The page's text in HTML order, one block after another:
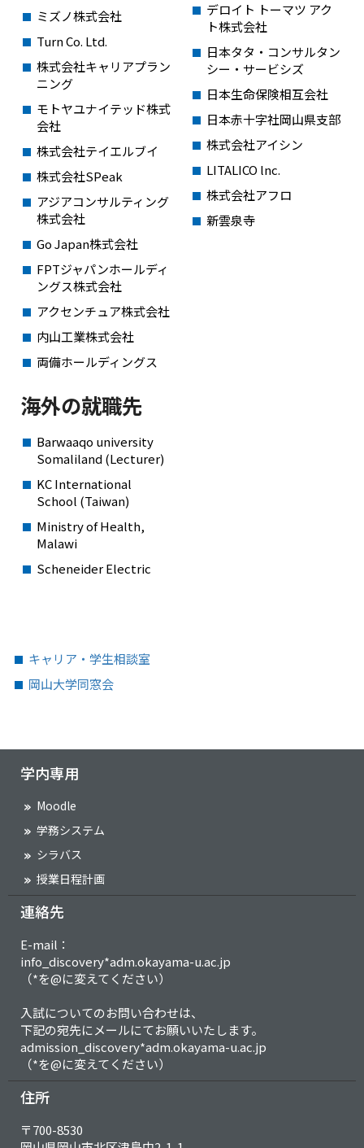
ミズノ株式会社
Turn Co. Ltd.
株式会社キャリアプラン
ニング
モトヤユナイテッド株式
会社
株式会社テイエルブイ
株式会社SPeak
アジアコンサルティング
株式会社
Go Japan株式会社
FPTジャパンホールディ
ングス株式会社
アクセンチュア株式会社
内山工業株式会社
両備ホールディングス
海外の就職先
Barwaaqo university
Somaliland (Lecturer)
KC International
School (Taiwan)
Ministry of Health,
Malawi
Scheneider Electric
デロイト トーマツ アク
ト株式会社
日本タタ・コンサルタン
シー・サービシズ
日本生命保険相互会社
日本赤十字社岡山県支部
株式会社アイシン
LITALICO lnc.
株式会社アフロ
新雲泉寺
キャリア・学生相談室
岡山大学同窓会
学内専用
Moodle
学務システム
シラバス
授業日程計画
連絡先
E-mail：
info_discovery*adm.okayama-u.ac.jp
（*を@に変えてください）
入試についてのお問い合わせは、
下記の宛先にメールにてお願いいたします。
admission_discovery*adm.okayama-u.ac.jp
（*を@に変えてください）
住所
〒700-8530